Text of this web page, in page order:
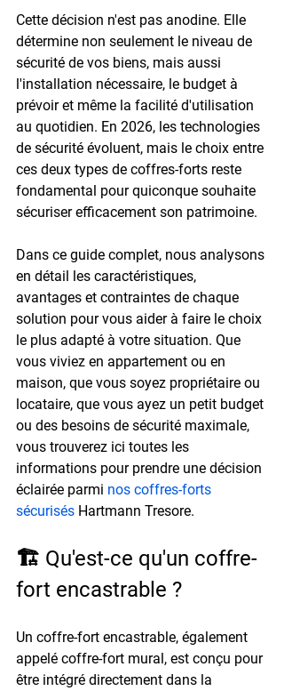
Cette décision n'est pas anodine. Elle
détermine non seulement le niveau de
sécurité de vos biens, mais aussi
l'installation nécessaire, le budget à
prévoir et même la facilité d'utilisation
au quotidien. En 2026, les technologies
de sécurité évoluent, mais le choix entre
ces deux types de coffres-forts reste
fondamental pour quiconque souhaite
sécuriser efficacement son patrimoine.
Dans ce guide complet, nous analysons
en détail les caractéristiques,
avantages et contraintes de chaque
solution pour vous aider à faire le choix
le plus adapté à votre situation. Que
vous viviez en appartement ou en
maison, que vous soyez propriétaire ou
locataire, que vous ayez un petit budget
ou des besoins de sécurité maximale,
vous trouverez ici toutes les
informations pour prendre une décision
éclairée parmi nos coffres-forts
sécurisés Hartmann Tresore.
🏗️ Qu'est-ce qu'un coffre-
fort encastrable ?
Un coffre-fort encastrable, également
appelé coffre-fort mural, est conçu pour
être intégré directement dans la